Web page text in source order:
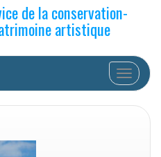
de la conservation-
artistique
Afficher/